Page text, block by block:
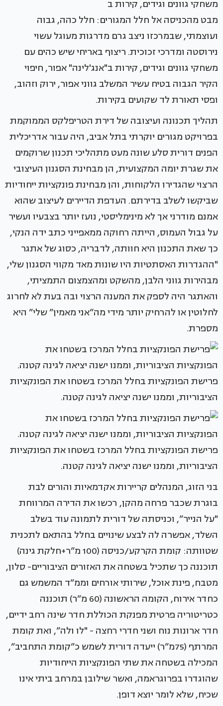
מבט מהכניסה אל חלל המגורים: חלל כהה, גבוה
ועוצמתי, שבמרכזו ניצב גרם מדרגות מעוגל עשוי
נירוסטה ומדרכי זכוכית. ריצוף באריחי שיש כהים עם
משחקי גוונים וגידים, קירות ב"אנג'לינה" אפור, חיפוי
הקיר הגבוה בטיח עשיר המשלב גווני אפור, ירוק וזהוב,
ופסי תאורת לד שקועים בקירות.
תהליך תכנונה ועיצובה של דירת הטריפלקס הממוקמת
בפרויקט מגורים יוקרתי בתל אביב, היה עבור אדריכלית
הפנים דורית סלע שונה מעט מתהליכי תכנון שרוקמים
את שגרת יומה המקצועית, הן מבחינת הסגנון העיצובי
הרצוי שהגדירו הלקוחות, והן מבחינת פונקציות ייחודיות
שביקשו לשלב בדירתם. העדפת הדיירים לעיצוב שהוא
אמנם מודרני אך לא מינימליסטי, נועז יותר בצבעיו ועשיר
על גבול העמוס, הייתה רחוקה ממאפייני כתב ידה הנקי,
כך שאת התכנון היא חוותה, לדבריה, כסוג של אתגר
"ההגדרות האסתטיות היו שונות מאד מקווי הסגנון שלי,
מבהירות גווני הלבן, מהשקט ומהצמצום התמציתי,
והאתגר היה לספק את המענה הרצוי ובה בעת לא לחרוג
לחלוטין או להרחיק יותר מידי מה”אני מאמין” שלי” היא
מספרת.
פרישת הפונקציות בחלל המרכז בשטחו את הפונקציות
הציבוריות, וממנו ישנה יציאה לגינה קטנה.
פרישת הפונקציות בחלל המרכז בשטחו את הפונקציות
הציבוריות, וממנו ישנה יציאה לגינה קטנה.
בני הזוג, המנהלים קריירות אקדמאיות והורים לבת
בוגרת שכבר פרחה מהקן, רכשו את הדירה המרווחת
"על הנייר”, וכניסתה של דורית לתמונה עוד בשלב
השלד, אפשרה לה לבצע שינויים בחלל בהתאם לתכנית
שטוותה: קומת הקרקע/כניסה (100 מ”ר+חלקת גינה)
תוכננה כך שתכיל בשטחה את האזורים הציבוריים- סלון,
מטבח, פינת אוכל, שירותי אורחים וממ”ד המשמש גם
כחדר אירוח, הקומה הראשונה (60 מ”ר) תוכננה
כטריטוריה פרטית מפנקת הכוללת חדר שינה רחב ידיים,
חדר ארונות נוח ושני חדרי רחצה - "לו ולה”, ואת קומת
המרתף (75מ”ר) ייעדה דורית לשמש כ”קומת התחביב”,
המכילה בשטחה את שתי הפונקציות הייחודיות
שהוגדרו בפרוגראמה, ואשר שילובן במרחב ביתי אינו
שכיח, שלא לומר יוצא דופן.